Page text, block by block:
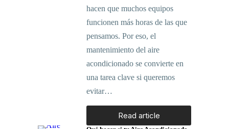
hacen que muchos equipos
funcionen más horas de las que
pensamos. Por eso, el
mantenimiento del aire
acondicionado se convierte en
una tarea clave si queremos
evitar…
Read article